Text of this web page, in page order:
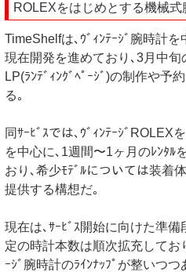
ROLEXをはじめとする機械式
TimeShelfは､ｳﾞｨﾝﾃｰｼﾞ腕時計を
現在開発を進めており､3月中旬
LP(ﾗﾝﾃﾞｨﾝｸﾞﾍﾟｰｼﾞ)の制作や予
る｡
同ｻｰﾋﾞｽでは､ｳﾞｨﾝﾃｰｼﾞROLEX
を中心に､1週間〜1ヶ月のﾚﾝﾀﾙ
おり､希少ﾓﾃﾞﾙについては装着
提供する構想だ｡
現在は､ｻｰﾋﾞｽ開始に向けた準
定の時計本数は順次拡充してお
ｰｼﾞ腕時計のﾗｲﾝﾅｯﾌﾟが整いつつ